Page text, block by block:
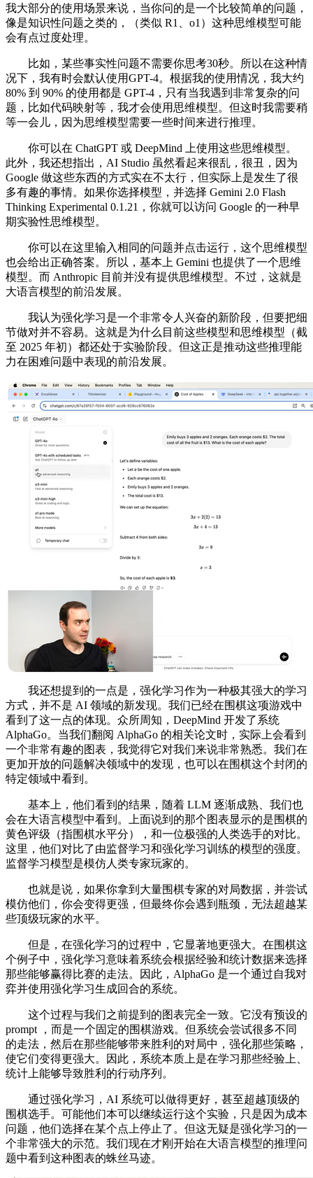
我大部分的使用场景来说，当你问的是一个比较简单的问题，
像是知识性问题之类的，（类似 R1、o1）这种思维模型可能
会有点过度处理。
比如，某些事实性问题不需要你思考30秒。所以在这种情
况下，我有时会默认使用GPT-4。根据我的使用情况，我大约
80% 到 90% 的使用都是 GPT-4，只有当我遇到非常复杂的问
题，比如代码映射等，我才会使用思维模型。但这时我需要稍
等一会儿，因为思维模型需要一些时间来进行推理。
你可以在 ChatGPT 或 DeepMind 上使用这些思维模型。
此外，我还想指出，AI Studio 虽然看起来很乱，很丑，因为
Google 做这些东西的方式实在不太行，但实际上是发生了很
多有趣的事情。如果你选择模型，并选择 Gemini 2.0 Flash
Thinking Experimental 0.1.21，你就可以访问 Google 的一种早
期实验性思维模型。
你可以在这里输入相同的问题并点击运行，这个思维模型
也会给出正确答案。所以，基本上 Gemini 也提供了一个思维
模型。而 Anthropic 目前并没有提供思维模型。不过，这就是
大语言模型的前沿发展。
我认为强化学习是一个非常令人兴奋的新阶段，但要把细
节做对并不容易。这就是为什么目前这些模型和思维模型（截
至 2025 年初）都还处于实验阶段。但这正是推动这些推理能
力在困难问题中表现的前沿发展。
我还想提到的一点是，强化学习作为一种极其强大的学习
方式，并不是 AI 领域的新发现。我们已经在围棋这项游戏中
看到了这一点的体现。众所周知，DeepMind 开发了系统
AlphaGo。当我们翻阅 AlphaGo 的相关论文时，实际上会看到
一个非常有趣的图表，我觉得它对我们来说非常熟悉。我们在
更加开放的问题解决领域中的发现，也可以在围棋这个封闭的
特定领域中看到。
基本上，他们看到的结果，随着 LLM 逐渐成熟、我们也
会在大语言模型中看到。上面说到的那个图表显示的是围棋的
黄色评级（指围棋水平分），和一位极强的人类选手的对比。
这里，他们对比了由监督学习和强化学习训练的模型的强度。
监督学习模型是模仿人类专家玩家的。
也就是说，如果你拿到大量围棋专家的对局数据，并尝试
模仿他们，你会变得更强，但最终你会遇到瓶颈，无法超越某
些顶级玩家的水平。
但是，在强化学习的过程中，它显著地更强大。在围棋这
个例子中，强化学习意味着系统会根据经验和统计数据来选择
那些能够赢得比赛的走法。因此，AlphaGo 是一个通过自我对
弈并使用强化学习生成回合的系统。
这个过程与我们之前提到的图表完全一致。它没有预设的
prompt ，而是一个固定的围棋游戏。但系统会尝试很多不同
的走法，然后在那些能够带来胜利的对局中，强化那些策略，
使它们变得更强大。因此，系统本质上是在学习那些经验上、
统计上能够导致胜利的行动序列。
通过强化学习，AI 系统可以做得更好，甚至超越顶级的
围棋选手。可能他们本可以继续运行这个实验，只是因为成本
问题，他们选择在某个点上停止了。但这无疑是强化学习的一
个非常强大的示范。我们现在才刚开始在大语言模型的推理问
题中看到这种图表的蛛丝马迹。